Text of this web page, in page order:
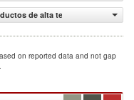
de alta tecnolog a (% de
on reported data and not gap